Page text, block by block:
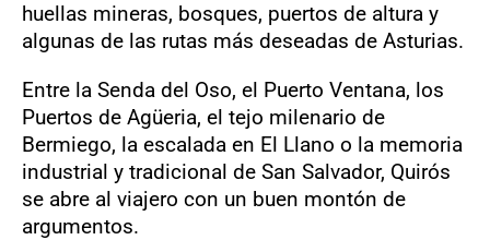
huellas mineras, bosques, puertos de altura y
algunas de las rutas más deseadas de Asturias.
Entre la Senda del Oso, el Puerto Ventana, los
Puertos de Agüeria, el tejo milenario de
Bermiego, la escalada en El Llano o la memoria
industrial y tradicional de San Salvador, Quirós
se abre al viajero con un buen montón de
argumentos.